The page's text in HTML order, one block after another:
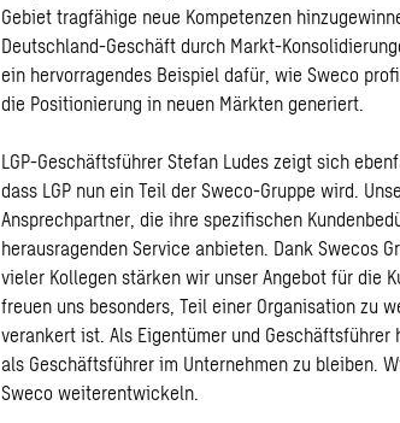
Gebiet tragfähige neue Kompetenzen
Deutschland-Geschäft durch Markt-
ein hervorragendes Beispiel dafür, wie Sweco
die Positionierung in neuen Märkten generiert.
LGP-Geschäftsführer Stefan Ludes zeigt sich
dass LGP nun ein Teil der Sweco-Gruppe wird.
Ansprechpartner, die ihre spezifischen
herausragenden Service anbieten. Dank Swecos
vieler Kollegen stärken wir unser Angebot für die
freuen uns besonders, Teil einer Organisation zu
verankert ist. Als Eigentümer und
als Geschäftsführer im Unternehmen zu bleiben.
Sweco weiterentwickeln.